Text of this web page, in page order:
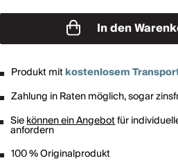
In den
Produkt mitkostenlosem
Zahlung in Raten möglich, sogar
Siekönnen ein Angebotfür
anfordern
100 % Originalprodukt